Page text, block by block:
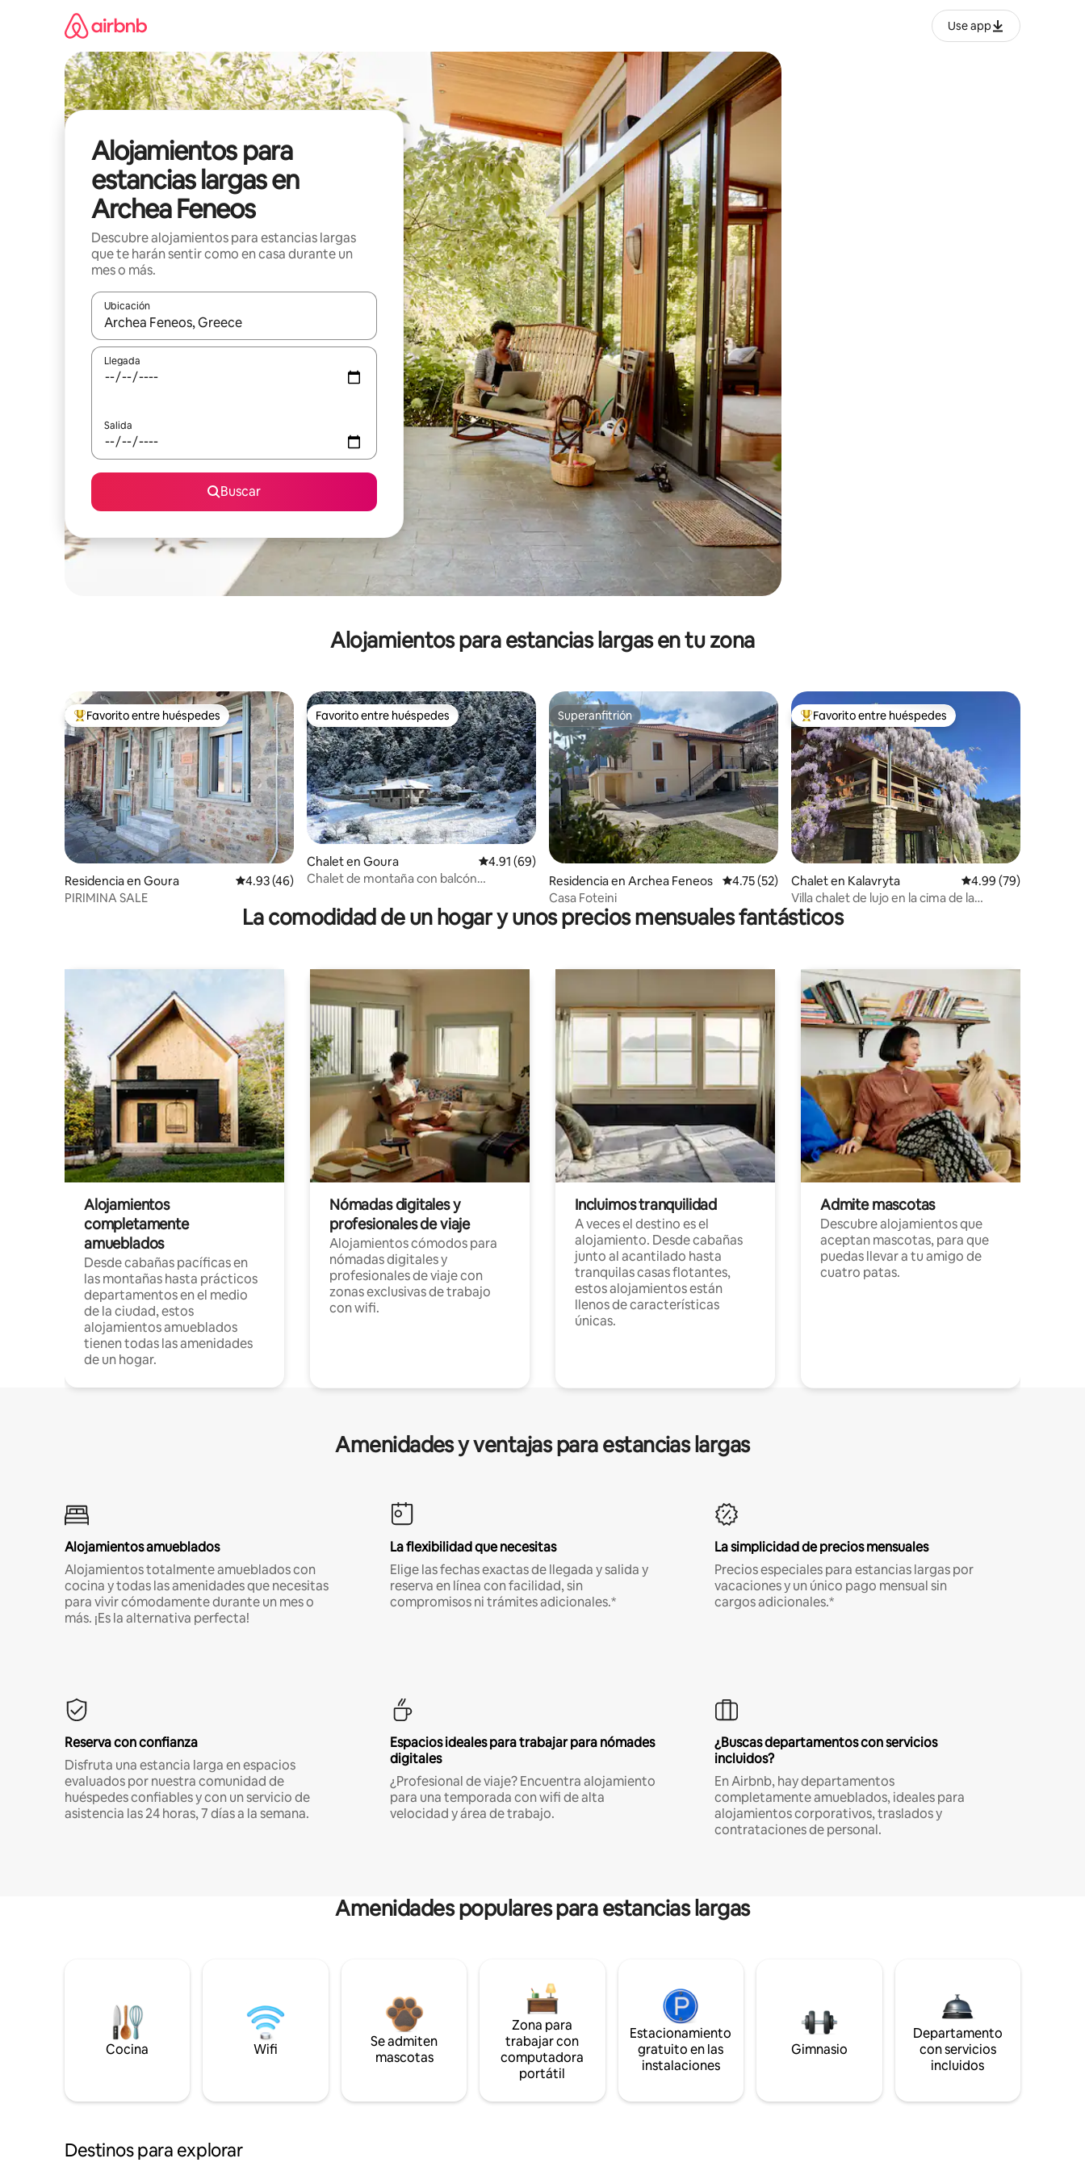
Use app
Alojamientos para
estancias largas en
Archea Feneos
Descubre alojamientos para estancias largas
que te harán sentir como en casa durante un
mes o más.
Ubicación
Cuando los resultados estén disponibles, podrás navegar usando las teclas de las flechas hacia arriba y hacia abajo, o bien tocando y deslizando la pantalla.
Llegada
Salida
Buscar
Alojamientos para estancias largas en tu zona
De los mejores en Favorito entre huéspedes
Favorito entre huéspedes
Residencia en Goura Calificación promedio: 4.93 de 5; 46 evaluaciones
4.93 (46)
PIRIMINA SALE
Favorito entre huéspedes
Favorito entre huéspedes
Chalet en Goura Calificación promedio: 4.91 de 5; 69 evaluaciones
4.91 (69)
Chalet de montaña con balcón
Superanfitrión
Superanfitrión
Residencia en Archea Feneos Calificación promedio: 4.75 de 5; 52 evaluaciones
4.75 (52)
Casa Foteini
De los mejores en Favorito entre huéspedes
Favorito entre huéspedes
Chalet en Kalavryta Calificación
4.99 (79)
Villa chalet de lujo en la cima de la
montaña, Kalavryta
La comodidad de un hogar y unos precios mensuales fantásticos
Alojamientos
completamente
amueblados
Desde cabañas pacíficas en
las montañas hasta prácticos
departamentos en el medio
de la ciudad, estos
alojamientos amueblados
tienen todas las amenidades
de un hogar.
Nómadas digitales y
profesionales de viaje
Alojamientos cómodos para
nómadas digitales y
profesionales de viaje con
zonas exclusivas de trabajo
con wifi.
Incluimos tranquilidad
A veces el destino es el
alojamiento. Desde cabañas
junto al acantilado hasta
tranquilas casas flotantes,
estos alojamientos están
llenos de características
únicas.
Admite mascotas
Descubre alojamientos que
aceptan mascotas, para que
puedas llevar a tu amigo de
cuatro patas.
Amenidades y ventajas para estancias largas
Alojamientos amueblados
Alojamientos totalmente amueblados con
cocina y todas las amenidades que necesitas
para vivir cómodamente durante un mes o
más. ¡Es la alternativa perfecta!
La flexibilidad que necesitas
Elige las fechas exactas de llegada y salida y
reserva en línea con facilidad, sin
compromisos ni trámites adicionales.*
La simplicidad de precios mensuales
Precios especiales para estancias largas por
vacaciones y un único pago mensual sin
cargos adicionales.*
Reserva con confianza
Disfruta una estancia larga en espacios
evaluados por nuestra comunidad de
huéspedes confiables y con un servicio de
asistencia las 24 horas, 7 días a la semana.
Espacios ideales para trabajar para nómades
digitales
¿Profesional de viaje? Encuentra alojamiento
para una temporada con wifi de alta
velocidad y área de trabajo.
¿Buscas departamentos con servicios
incluidos?
En Airbnb, hay departamentos
completamente amueblados, ideales para
alojamientos corporativos, traslados y
contrataciones de personal.
Amenidades populares para estancias largas
Cocina Wifi
Se admiten
mascotas
Zona para
trabajar con
computadora
portátil
Estacionamiento
gratuito en las
instalaciones
Gimnasio
Departamento
con servicios
incluidos
Destinos para explorar